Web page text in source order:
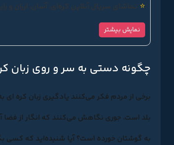
⭐ تماشای سریال آنلاین کره‌ای، آسان، ارزان و
نمایش بیشتر
چگونه دستی به سر و روی زبان
برخی از مردم فکر می‌کنند یادگیری زبان کره‌ ای
بلد است، جوری نگاهش می‌کنند که انگار از فضا
به گوشتان خورده است؟ آیا شنیده‌اید که کسی